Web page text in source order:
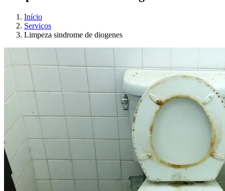
Início
Serviços
Limpeza sindrome de diogenes